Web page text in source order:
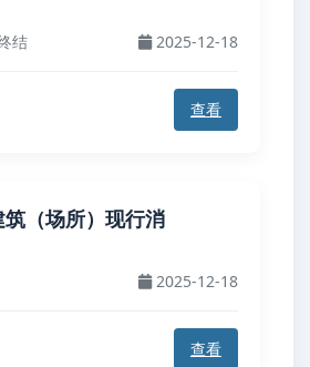
结 2025-12-18
查看
（场所）现行消
2025-12-18
查看